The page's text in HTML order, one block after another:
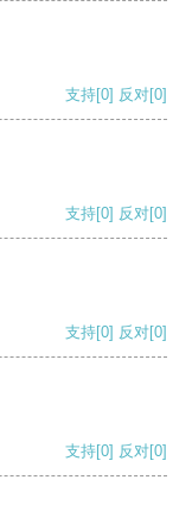
支持[0] 反对[0]
支持[0] 反对[0]
支持[0] 反对[0]
支持[0] 反对[0]